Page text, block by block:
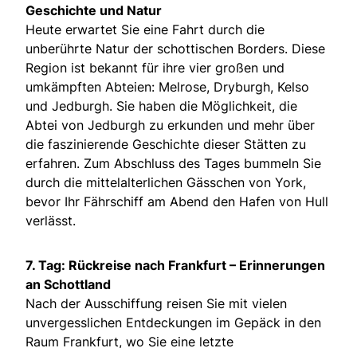
Geschichte und Natur
Heute erwartet Sie eine Fahrt durch die
unberührte Natur der schottischen Borders. Diese
Region ist bekannt für ihre vier großen und
umkämpften Abteien: Melrose, Dryburgh, Kelso
und Jedburgh. Sie haben die Möglichkeit, die
Abtei von Jedburgh zu erkunden und mehr über
die faszinierende Geschichte dieser Stätten zu
erfahren. Zum Abschluss des Tages bummeln Sie
durch die mittelalterlichen Gässchen von York,
bevor Ihr Fährschiff am Abend den Hafen von Hull
verlässt.
7. Tag: Rückreise nach Frankfurt – Erinnerungen
an Schottland
Nach der Ausschiffung reisen Sie mit vielen
unvergesslichen Entdeckungen im Gepäck in den
Raum Frankfurt, wo Sie eine letzte